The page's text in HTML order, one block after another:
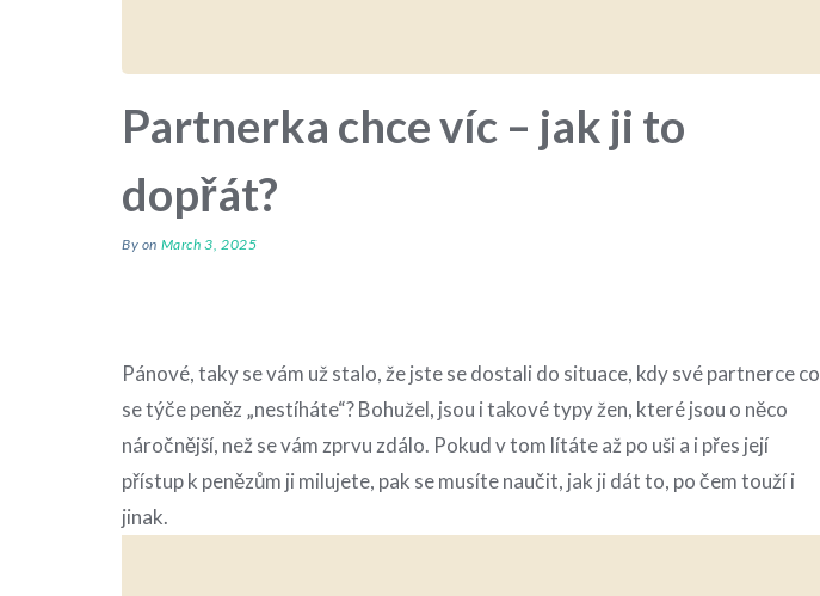
Partnerka chce víc – jak ji to
dopřát?
By on March 3, 2025
Pánové, taky se vám už stalo, že jste se dostali do situace, kdy své partnerce co
se týče peněz „nestíháte“? Bohužel, jsou i takové typy žen, které jsou o něco
náročnější, než se vám zprvu zdálo. Pokud v tom lítáte až po uši a i přes její
přístup k penězům ji milujete, pak se musíte naučit, jak ji dát to, po čem touží i
jinak.